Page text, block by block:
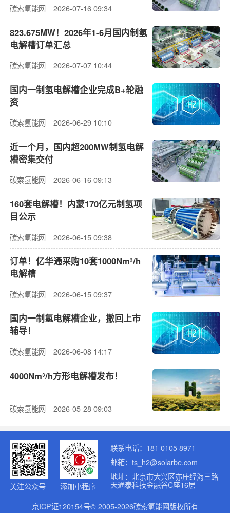
碳索氢能网 2026-07-16 09:34
823.675MW！2026年1-6月国内制氢
电解槽订单汇总
碳索氢能网 2026-07-07 10:44
国内一制氢电解槽企业完成B+轮融
资
碳索氢能网 2026-06-29 10:10
近一个月，国内超200MW制氢电解
槽密集交付
碳索氢能网 2026-06-16 09:13
160套电解槽！内蒙170亿元制氢项
目公示
碳索氢能网 2026-06-15 09:38
订单！亿华通采购10套1000Nm³/h
电解槽
碳索氢能网 2026-06-15 09:37
国内一制氢电解槽企业，撤回上市
辅导！
碳索氢能网 2026-06-08 14:17
4000Nm³/h方形电解槽发布！
碳索氢能网 2026-05-28 09:03
关注公众号 添加小程序
联系电话：181 0105 8971
邮箱：ts_h2@solarbe.com
地址：北京市大兴区亦庄经海三路
天通泰科技金融谷C座16层
京ICP证120154号© 2005-2026碳索氢能网版权所有